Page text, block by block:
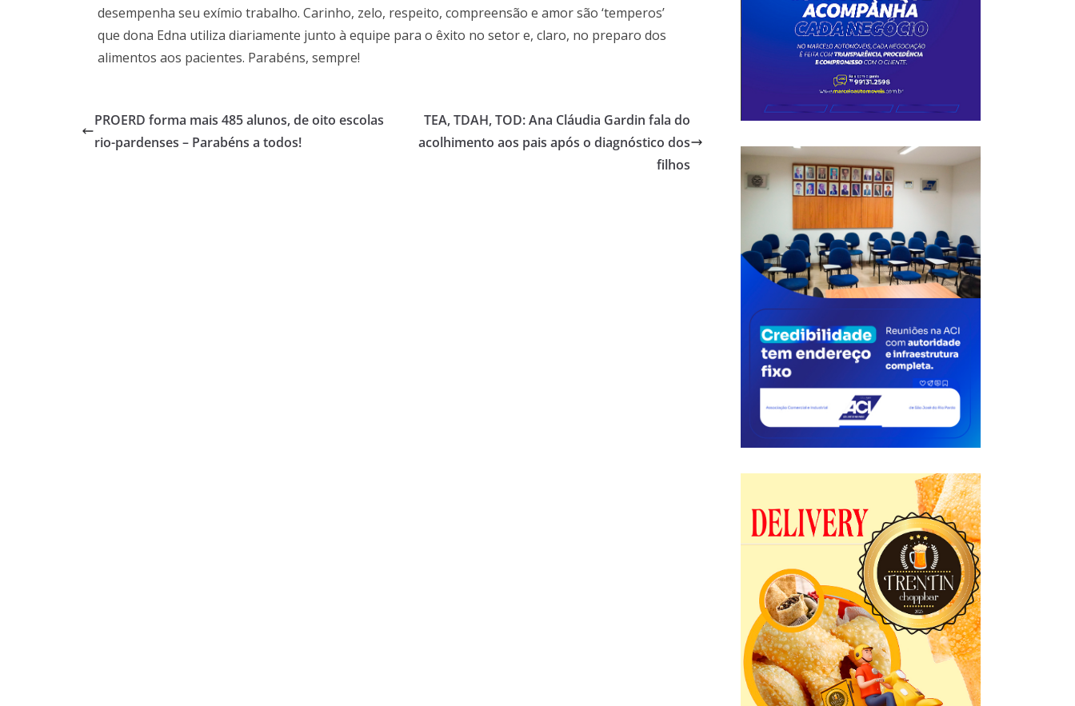
desempenha seu exímio trabalho. Carinho, zelo, respeito, compreensão e amor são ‘temperos’
que dona Edna utiliza diariamente junto à equipe para o êxito no setor e, claro, no preparo dos
alimentos aos pacientes. Parabéns, sempre!
PROERD forma mais 485 alunos, de oito escolas
rio-pardenses – Parabéns a todos!
TEA, TDAH, TOD: Ana Cláudia Gardin fala do
acolhimento aos pais após o diagnóstico dos
filhos